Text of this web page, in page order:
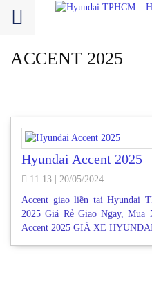
ACCENT 2025
Hyundai Accent 2025
11:13
20/05/2024
Accent giao liền tại Hyundai
2025 Giá Rẻ Giao Ngay,
Accent 2025 GIÁ XE